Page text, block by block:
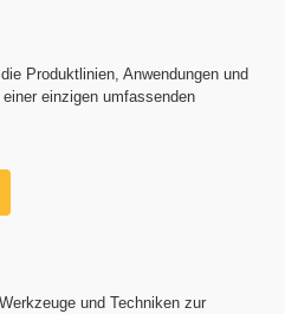
Produktlinien, Anwendungen und
einzigen umfassenden
und Techniken zur